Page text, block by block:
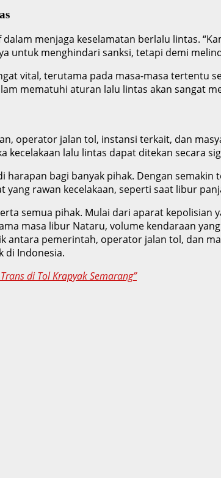
menjaga keselamatan berlalu lintas.
untuk menghindari sanksi, tetapi demi
vital, terutama pada masa-masa tertentu
mematuhi aturan lalu lintas akan sangat
operator jalan tol, instansi terkait, dan
lalu lintas dapat ditekan secara
harapan bagi banyak pihak. Dengan
rawan kecelakaan, seperti saat libur
semua pihak. Mulai dari aparat kepolisian
masa libur Nataru, volume kendaraan
antara pemerintah, operator jalan tol, dan
di Indonesia.
di Tol Krapyak Semarang”